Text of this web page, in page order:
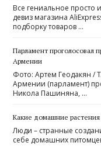
Все гениальное просто
девиз магазина
подборку товаров …
Парламент проголосовал
Армении
Фото: Артем Геодакян /
Армении (парламент)
Никола Пашиняна, …
Какие домашние
Люди – странные
себе домашних